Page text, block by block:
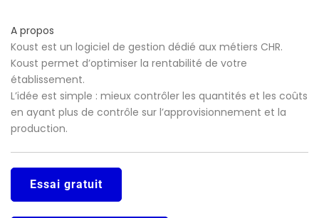
A propos
Koust est un logiciel de gestion dédié aux métiers CHR.
Koust permet d’optimiser la rentabilité de votre
établissement.
L’idée est simple : mieux contrôler les quantités et les coûts
en ayant plus de contrôle sur l’approvisionnement et la
production.
Essai gratuit